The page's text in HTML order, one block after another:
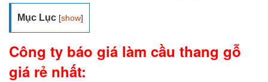
Mục Lục [show]
Công ty báo giá làm cầu thang gỗ
giá rẻ nhất: